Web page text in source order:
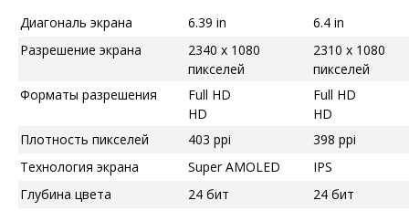
Диагональ экрана
6.39 in
6.4 in
Разрешение экрана
2340 x 1080
пикселей
2310 x 1080
пикселей
Форматы разрешения
Full HD
HD
Full HD
HD
Плотность пикселей
403 ppi
398 ppi
Технология экрана
Super AMOLED
IPS
Глубина цвета
24 бит
24 бит